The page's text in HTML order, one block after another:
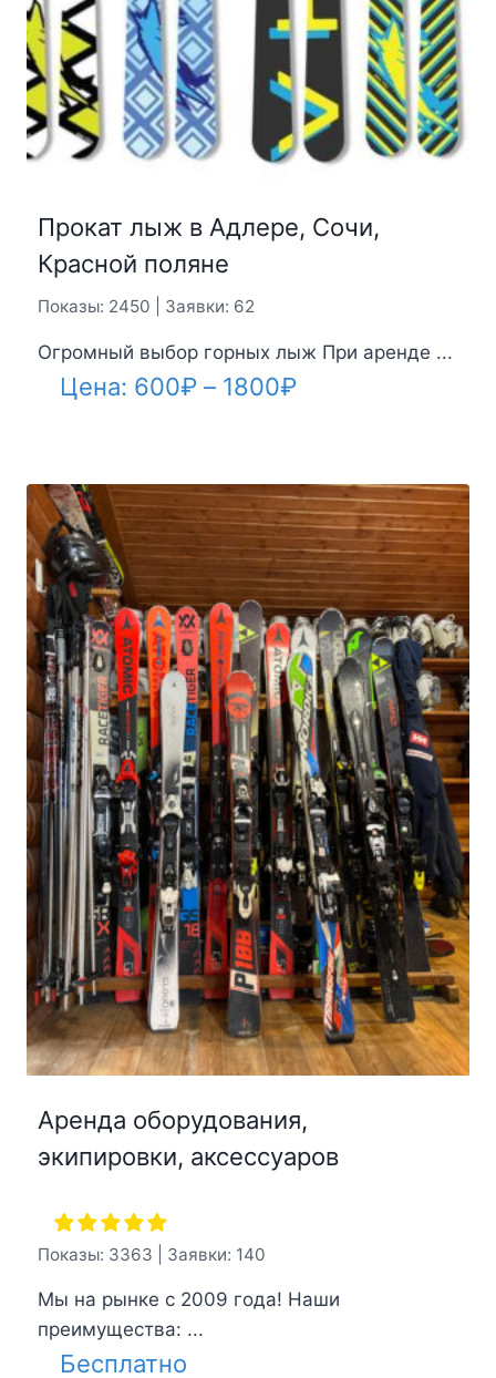
Прокат лыж в Адлере, Сочи,
Красной поляне
Показы: 2450 | Заявки: 62
Огромный выбор горных лыж При аренде ...
Цена: 600₽ – 1800₽Диапазон
–
1800₽
Аренда оборудования,
экипировки, аксессуаров
Показы: 3363 | Заявки: 140
Мы на рынке с 2009 года! Наши
преимущества: ...
Бесплатно